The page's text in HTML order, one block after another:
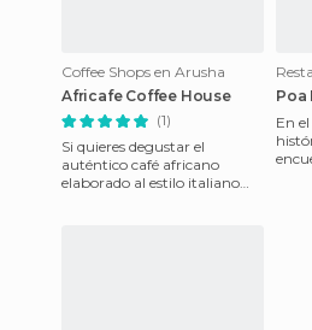
Coffee Shops en Arusha
Africafe Coffee House
(1)
Si quieres degustar el
auténtico café africano
elaborado al estilo italiano
Poa
En